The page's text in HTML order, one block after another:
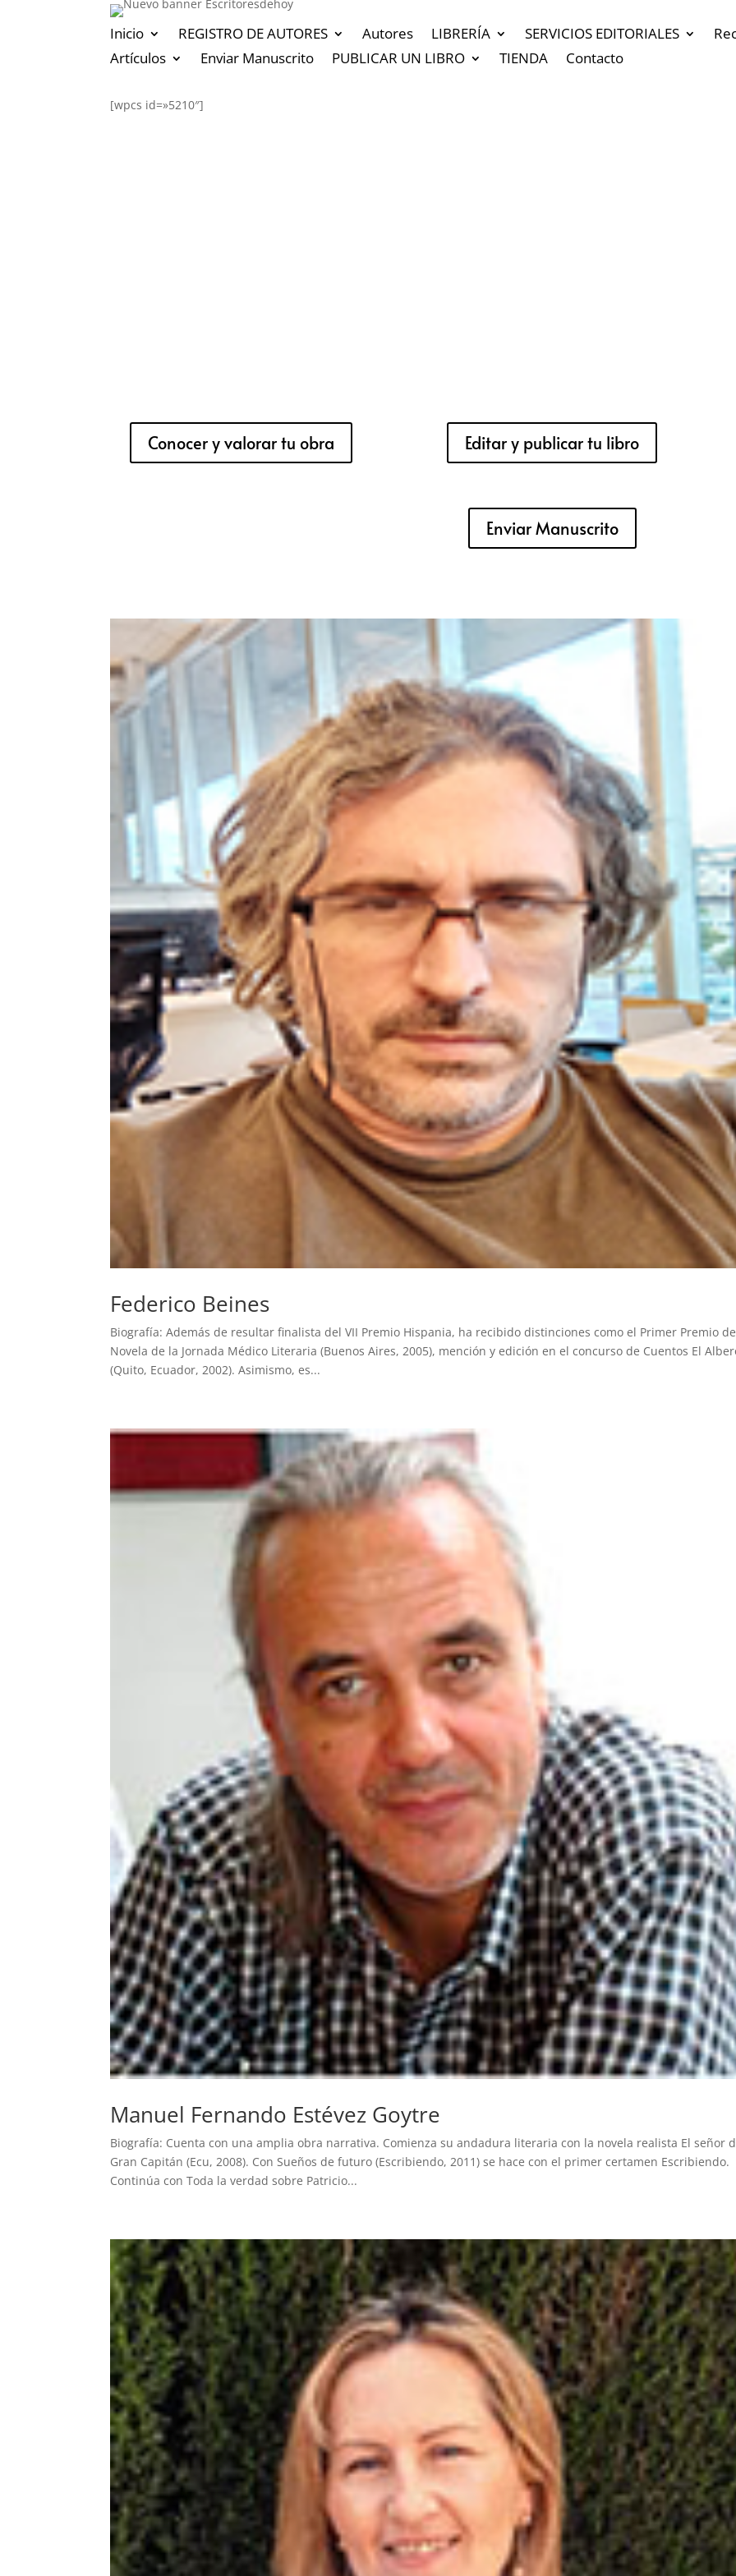
Inicio REGISTRO DE AUTORES Autores LIBRERÍA SERVICIOS EDITORIALES
Artículos
Enviar Manuscrito PUBLICAR UN LIBRO TIENDA Contacto
[wpcs id=»5210″]
Conocer y valorar tu obra Editar y publicar tu libro
Enviar Manuscrito
Federico Beines
Biografía: Además de resultar finalista del VII Premio Hispania, ha recibido distinciones como el Primer Premio de
Novela de la Jornada Médico Literaria (Buenos Aires, 2005), mención y edición en el concurso de Cuentos El
(Quito, Ecuador, 2002). Asimismo, es...
Manuel Fernando Estévez Goytre
Biografía: Cuenta con una amplia obra narrativa. Comienza su andadura literaria con la novela realista El señor
Gran Capitán (Ecu, 2008). Con Sueños de futuro (Escribiendo, 2011) se hace con el primer certamen Escribiendo.
Continúa con Toda la verdad sobre Patricio...